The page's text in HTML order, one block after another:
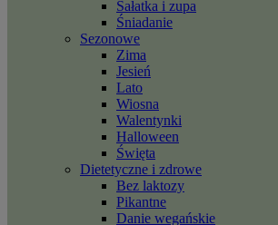
Sałatka i zupa
Śniadanie
Sezonowe
Zima
Jesień
Lato
Wiosna
Walentynki
Halloween
Święta
Dietetyczne i zdrowe
Bez laktozy
Pikantne
Danie wegańskie